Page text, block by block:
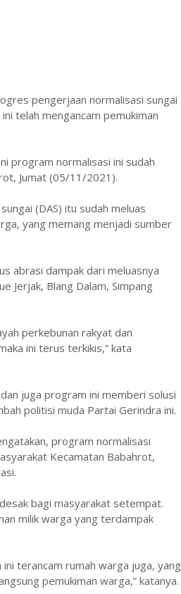
pengerjaan normalisasi sungai
telah mengancam pemukiman
program normalisasi ini sudah
Jumat (05/11/2021).
(DAS) itu sudah meluas
yang memang menjadi sumber
abrasi dampak dari meluasnya
Jerjak, Blang Dalam, Simpang
perkebunan rakyat dan
ini terus terkikis,” kata
juga program ini memberi solusi
politisi muda Partai Gerindra ini.
program normalisasi
Kecamatan Babahrot,
bagi masyarakat setempat.
milik warga yang terdampak
ini terancam rumah warga juga, yang
pemukiman warga,” katanya.